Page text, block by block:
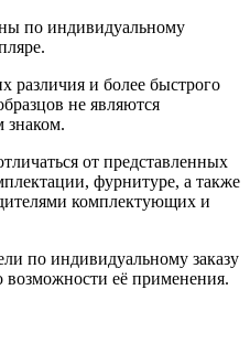
по индивидуальному
различия и более быстрого
не являются
знаком.
от представленных
фурнитуре, а также
комплектующих и
по индивидуальному заказу
возможности её применения.